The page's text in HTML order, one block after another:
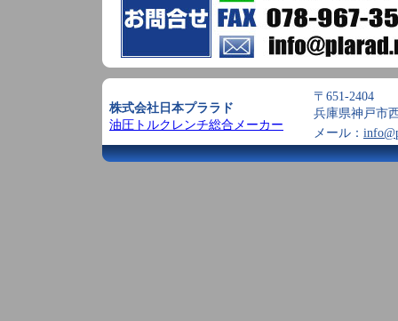
株式会社日本プララド
油圧トルクレンチ総合メーカー
〒651-2404
兵庫県神戸市
メール：